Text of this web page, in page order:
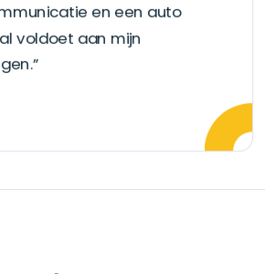
en een auto
voldoet aan mijn